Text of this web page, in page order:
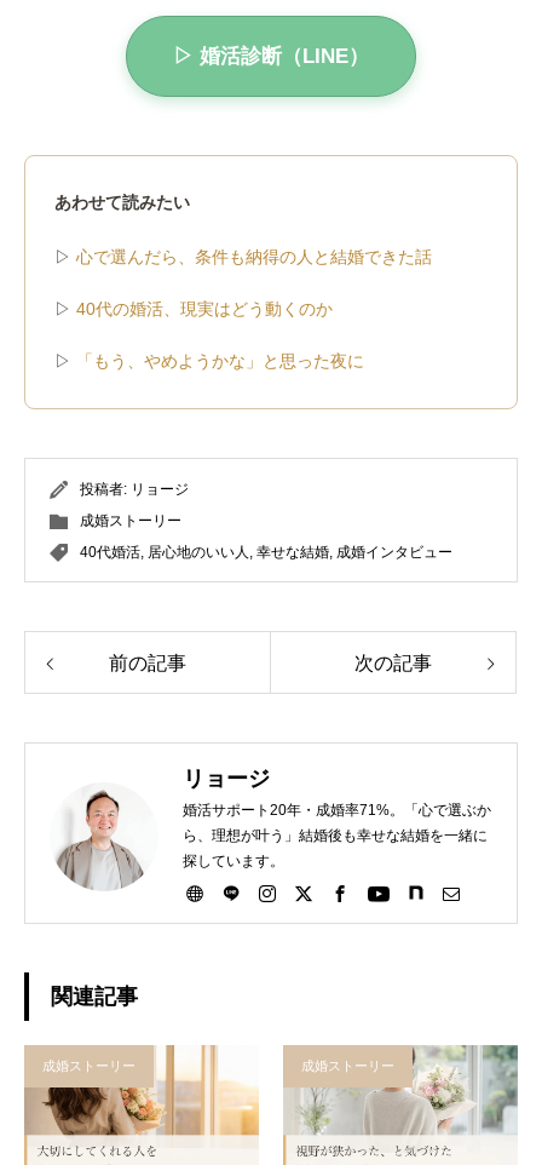
▷ 婚活診断（LINE）
あわせて読みたい
▷ 心で選んだら、条件も納得の人と結婚できた話
▷ 40代の婚活、現実はどう動くのか
▷ 「もう、やめようかな」と思った夜に
投稿者: リョージ
成婚ストーリー
40代婚活, 居心地のいい人 , 幸せな結婚, 成婚インタビュー
前の記事 次の記事
リョージ
婚活サポート20年・成婚率71%。「心で選ぶか
ら、理想が叶う」結婚後も幸せな結婚を一緒に
探しています。
関連記事
成婚ストーリー 成婚ストーリー